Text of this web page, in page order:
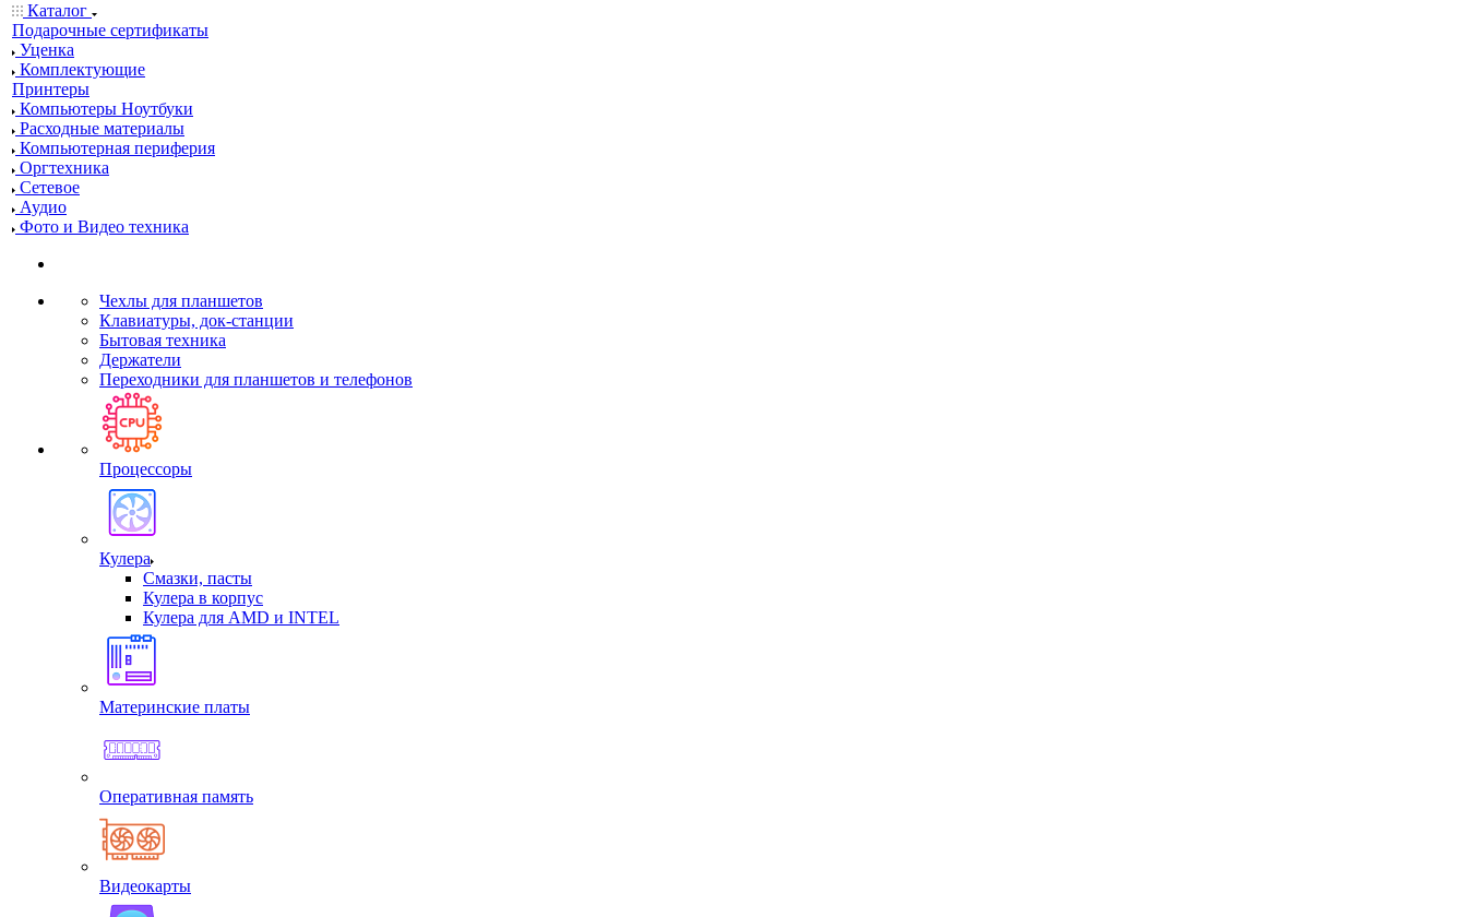
Каталог
Подарочные сертификаты
Уценка
Комплектующие
Принтеры
Компьютеры Ноутбуки
Расходные материалы
Компьютерная периферия
Оргтехника
Сетевое
Аудио
Фото и Видео техника
Чехлы для планшетов
Клавиатуры, док-станции
Бытовая техника
Держатели
Переходники для планшетов и телефонов
Процессоры
Кулера
Смазки, пасты
Кулера в корпус
Кулера для AMD и INTEL
Материнские платы
Оперативная память
Видеокарты